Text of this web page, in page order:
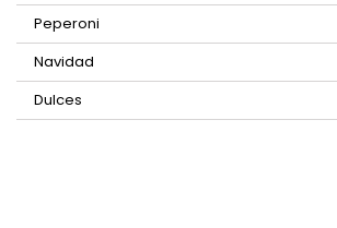
Peperoni
Navidad
Dulces